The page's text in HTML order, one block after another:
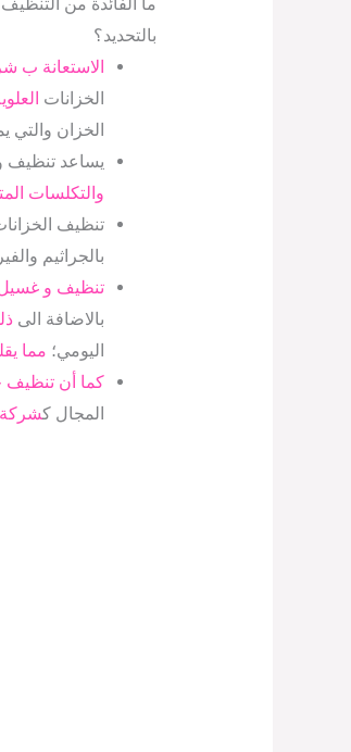
بالتحديد؟
الاستعانة ب
الخزانات
الخزان والتي
يساعد تنظيف
والتكلسات
تنظيف
بالجراثيم
تنظيف و غسيل
بالاضافة الى
اليومي؛ مما
كما أن تنظيف
المجال كشركة